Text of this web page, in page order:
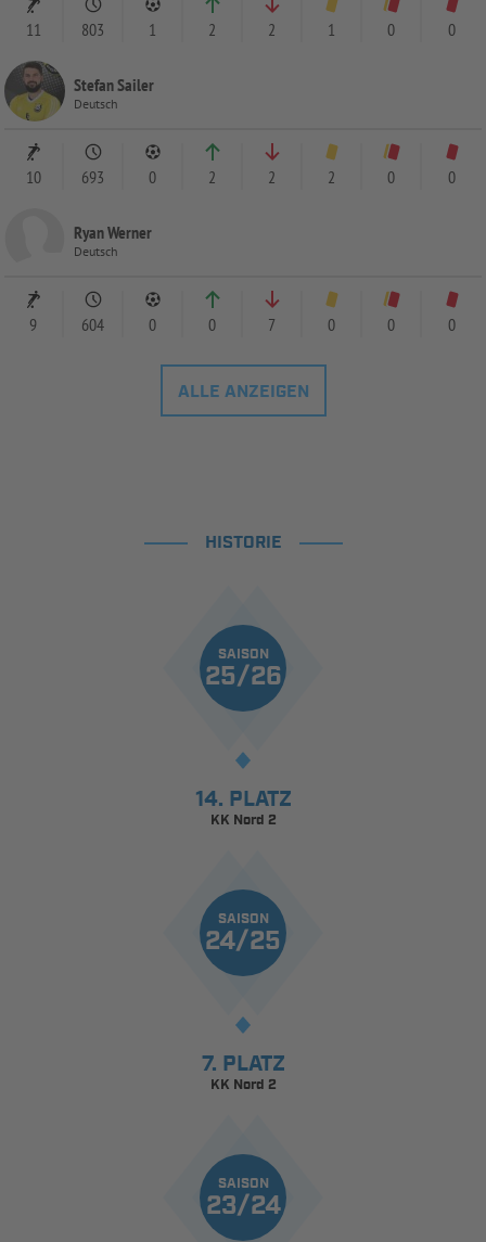
11 803 1 2 2 1 0 0
Stefan Sailer
Deutsch
10 693 0 2 2 2 0 0
Ryan Werner
Deutsch
9 604 0 0 7 0 0 0
ALLE ANZEIGEN
HISTORIE
SAISON
25/26
14. PLATZ
KK Nord 2
SAISON
24/25
7. PLATZ
KK Nord 2
SAISON
23/24